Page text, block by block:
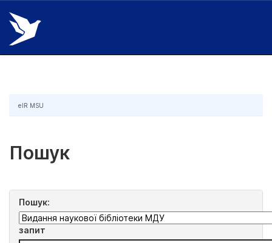
Skip
navigation
eIR MSU
Пошук
Пошук:
запит